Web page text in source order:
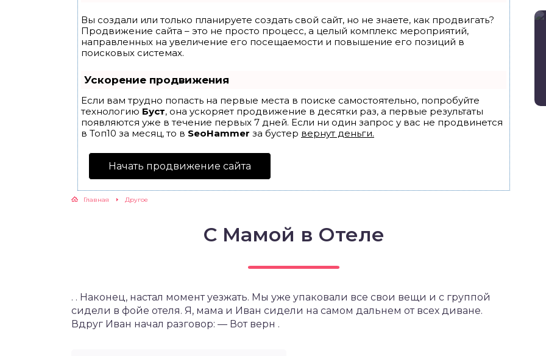
Вы создали или только планируете создать свой сайт, но не знаете, как продвигать?
Продвижение сайта – это не просто процесс, а целый комплекс мероприятий,
направленных на увеличение его посещаемости и повышение его позиций в
поисковых системах.
Ускорение продвижения
Если вам трудно попасть на первые места в поиске самостоятельно, попробуйте
технологию Буст, она ускоряет продвижение в десятки раз, а первые результаты
появляются уже в течение первых 7 дней. Если ни один запрос у вас не продвинется
в Топ10 за месяц, то в SeoHammer за бустер вернут деньги.
Начать продвижение сайта
Главная Другое
С Мамой в Отеле
. . Наконец, настал момент уезжать. Мы уже упаковали все свои вещи и с группой
сидели в фойе отеля. Я, мама и Иван сидели на самом дальнем от всех диване.
Вдруг Иван начал разговор: — Вот верн .